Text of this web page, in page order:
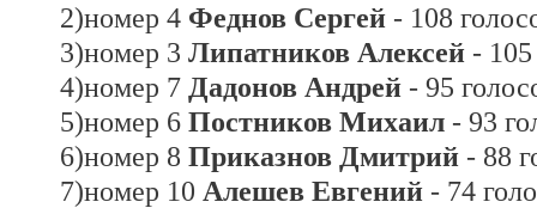
2)номер 4 Феднов Сергей - 108
3)номер 3 Липатников Алексей -
4)номер 7 Дадонов Андрей - 95
5)номер 6 Постников Михаил - 93
6)номер 8 Приказнов Дмитрий - 88
7)номер 10 Алешев Евгений - 74